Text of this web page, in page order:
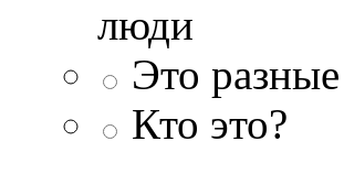
люди
Это
Кто это?